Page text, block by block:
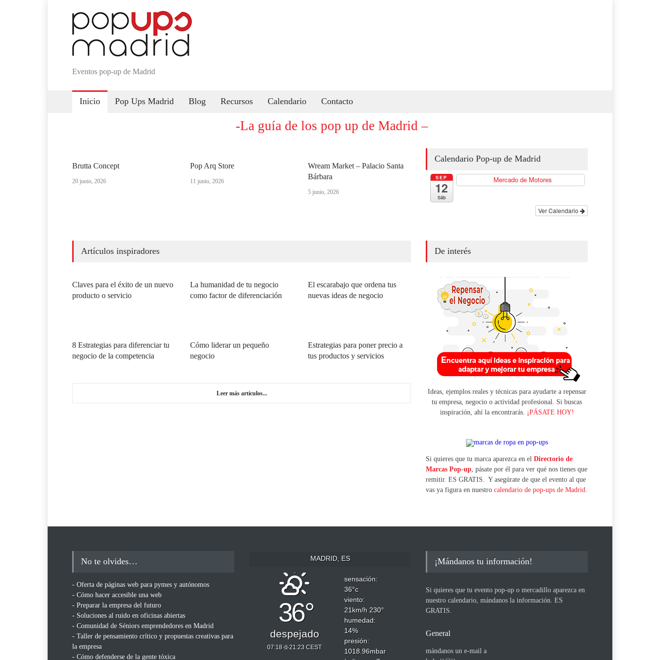
Eventos pop-up de Madrid
Inicio Pop Ups Madrid Blog Recursos Calendario Contacto
-La guía de los pop up de Madrid –
Brutta Concept
20 junio, 2026
Pop Arq Store
11 junio, 2026
Wream Market – Palacio Santa
Bárbara
5 junio, 2026
Calendario Pop-up de Madrid
SEP
12
Sáb
Mercado de Motores
Ver Calendario
Artículos inspiradores
Claves para el éxito de un nuevo
producto o servicio
8 Estrategias para diferenciar tu
negocio de la competencia
La humanidad de tu negocio
como factor de diferenciación
Cómo liderar un pequeño
negocio
El escarabajo que ordena tus
nuevas ideas de negocio
Estrategias para poner precio a
tus productos y servicios
Leer más artículos...
De interés
Ideas, ejemplos reales y técnicas para ayudarte a repensar
tu empresa, negocio o actividad profesional. Si buscas
inspiración, ahí la encontrarás. ¡PÁSATE HOY!
Si quieres que tu marca aparezca en el Directorio de
Marcas Pop-up, pásate por él para ver qué nos tienes que
remitir. ES GRATIS. Y asegúrate de que el evento al que
vas ya figura en nuestro calendario de pop-ups de Madrid.
No te olvides…
- Oferta de páginas web para pymes y autónomos
- Cómo hacer accesible una web
- Preparar la empresa del futuro
- Soluciones al ruido en oficinas abiertas
- Comunidad de Séniors emprendedores en Madrid
- Taller de pensamiento crítico y propuestas creativas para
la empresa
- Cómo defenderse de la gente tóxica
MADRID, ES
36°
despejado
07:18 21:23 CEST
sensación:
36°c
viento:
21km/h230°
humedad:
14%
presión:
1018.96mbar
¡Mándanos tu información!
Si quieres que tu evento pop-up o mercadillo aparezca en
nuestro calendario, mándanos la información. ES
GRATIS.
General
mándanos un e-mail a